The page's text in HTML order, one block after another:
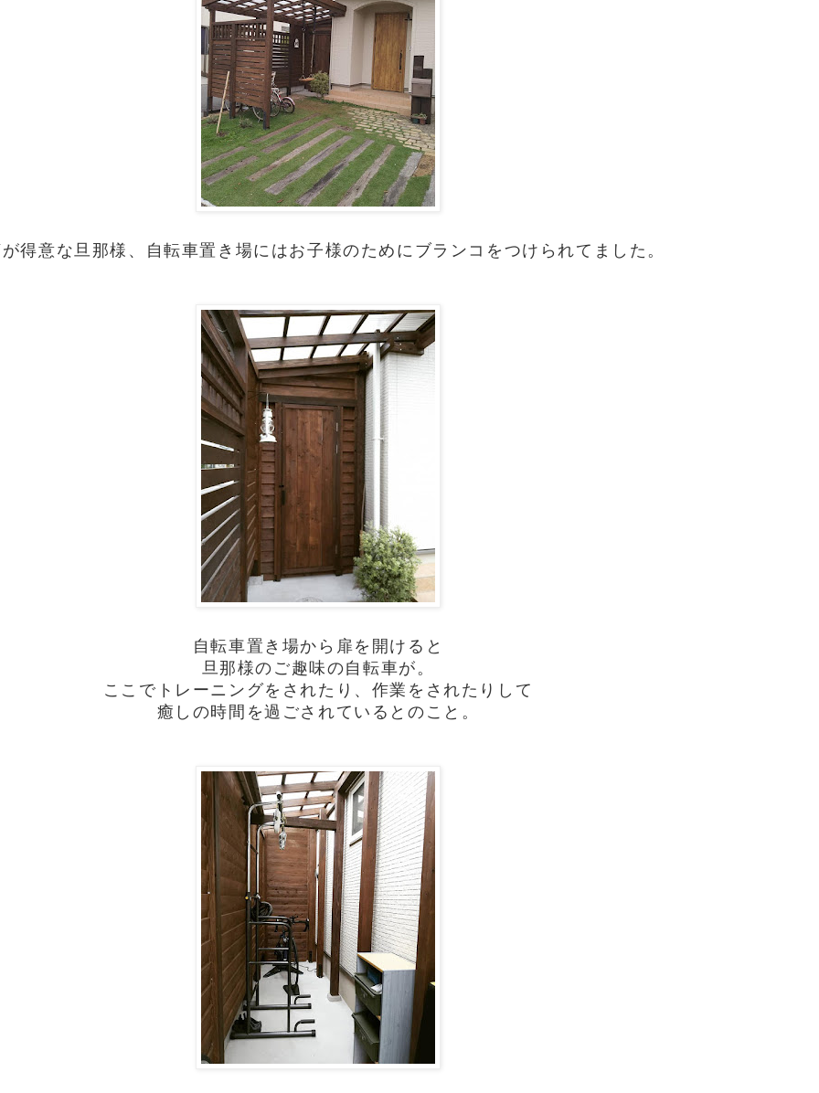
得意な旦那様、自転車置き場にはお子様のためにブランコをつけられてました。
自転車置き場から扉を開けると
旦那様のご趣味の自転車が。
ここでトレーニングをされたり、作業をされたりして
癒しの時間を過ごされているとのこと。